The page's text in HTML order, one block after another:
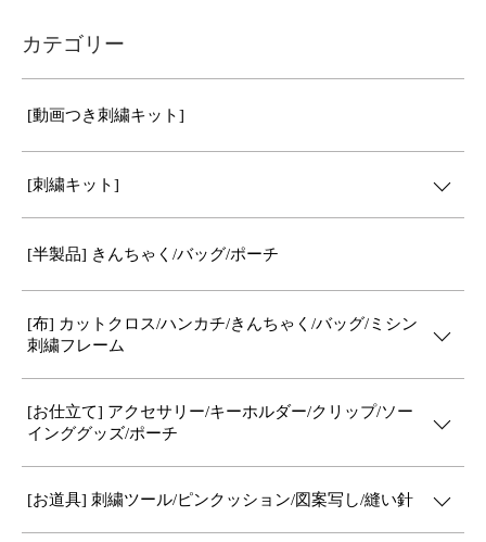
カテゴリー
[動画つき刺繍キット]
[刺繍キット]
[半製品] きんちゃく/バッグ/ポーチ
[布] カットクロス/ハンカチ/きんちゃく/バッグ/ミシン
刺繍フレーム
[お仕立て] アクセサリー/キーホルダー/クリップ/ソー
インググッズ/ポーチ
[お道具] 刺繍ツール/ピンクッション/図案写し/縫い針